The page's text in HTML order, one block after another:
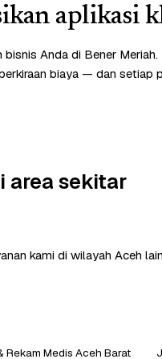
aplikasi
bisnis Anda di Bener
biaya — dan setiap
area sekitar
kami di wilayah Aceh
Rekam Medis Aceh Barat